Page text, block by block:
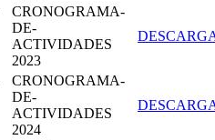
CRONOGRAMA-
DE-
ACTIVIDADES
2023
CRONOGRAMA-
DE-
ACTIVIDADES
2024